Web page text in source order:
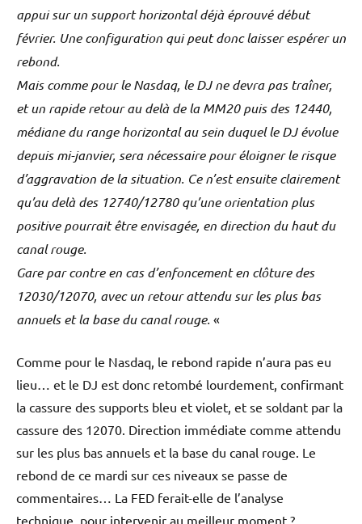
appui sur un support horizontal déjà éprouvé début
février. Une configuration qui peut donc laisser espérer un
rebond.
Mais comme pour le Nasdaq, le DJ ne devra pas traîner,
et un rapide retour au delà de la MM20 puis des 12440,
médiane du range horizontal au sein duquel le DJ évolue
depuis mi-janvier, sera nécessaire pour éloigner le risque
d’aggravation de la situation. Ce n’est ensuite clairement
qu’au delà des 12740/12780 qu’une orientation plus
positive pourrait être envisagée, en direction du haut du
canal rouge.
Gare par contre en cas d’enfoncement en clôture des
12030/12070, avec un retour attendu sur les plus bas
annuels et la base du canal rouge. «
Comme pour le Nasdaq, le rebond rapide n’aura pas eu
lieu… et le DJ est donc retombé lourdement, confirmant
la cassure des supports bleu et violet, et se soldant par la
cassure des 12070. Direction immédiate comme attendu
sur les plus bas annuels et la base du canal rouge. Le
rebond de ce mardi sur ces niveaux se passe de
commentaires… La FED ferait-elle de l’analyse
technique, pour intervenir au meilleur moment ?